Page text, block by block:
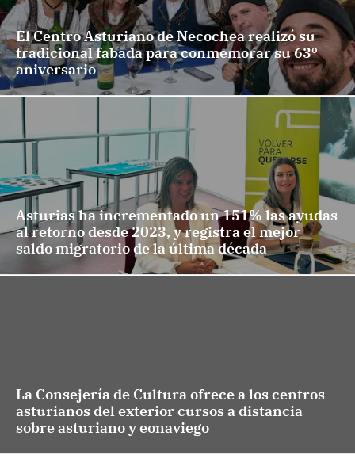
El Centro Asturiano de Necochea realizó su
tradicional fabada para conmemorar su 63º
aniversario
Asturias ha incrementado un 151% las ayudas
al retorno desde 2023, y registra el mejor
saldo migratorio de la última década
La Consejería de Cultura ofrece a los centros
asturianos del exterior cursos a distancia
sobre asturiano y eonaviego